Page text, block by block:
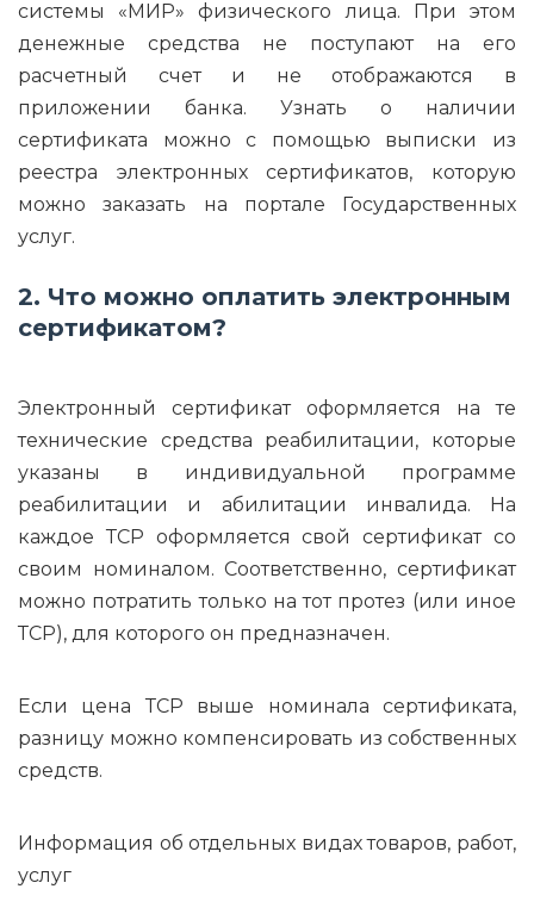
системы «МИР» физического лица. При этом
денежные средства не поступают на его
расчетный счет и не отображаются в
приложении банка. Узнать о наличии
сертификата можно с помощью выписки из
реестра электронных сертификатов, которую
можно заказать на портале Государственных
услуг.
2. Что можно оплатить электронным
сертификатом?
Электронный сертификат оформляется на те
технические средства реабилитации, которые
указаны в индивидуальной программе
реабилитации и абилитации инвалида. На
каждое ТСР оформляется свой сертификат со
своим номиналом. Соответственно, сертификат
можно потратить только на тот протез (или иное
ТСР), для которого он предназначен.
Если цена ТСР выше номинала сертификата,
разницу можно компенсировать из собственных
средств.
Информация об отдельных видах товаров, работ,
услуг